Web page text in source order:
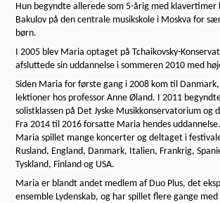
Hun begyndte allerede som 5-årig med klavertimer
Bakulov på den centrale musikskole i Moskva for
børn.
I 2005 blev Maria optaget på Tchaikovsky-
afsluttede sin uddannelse i sommeren 2010 med
Siden Maria for første gang i 2008 kom til
lektioner hos professor Anne Øland. I 2011
solistklassen på Det Jyske Musikkonservatorium og
Fra 2014 til 2016 forsatte Maria hendes
Maria spillet mange koncerter og deltaget i
Rusland, England, Danmark, Italien, Frankrig,
Tyskland, Finland og USA.
Maria er blandt andet medlem af Duo Plus, det
ensemble Lydenskab, og har spillet flere gange